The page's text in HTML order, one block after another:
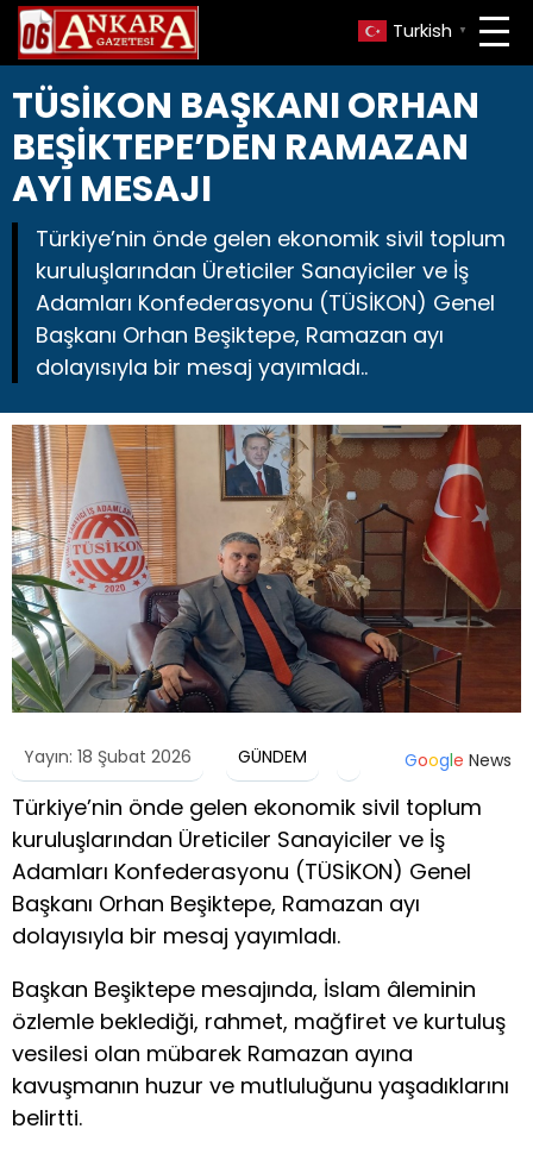
Turkish ▼
TÜSİKON BAŞKANI ORHAN
BEŞİKTEPE’DEN RAMAZAN
AYI MESAJI
Türkiye’nin önde gelen ekonomik sivil toplum
kuruluşlarından Üreticiler Sanayiciler ve İş
Adamları Konfederasyonu (TÜSİKON) Genel
Başkanı Orhan Beşiktepe, Ramazan ayı
dolayısıyla bir mesaj yayımladı..
Yayın: 18 Şubat 2026 GÜNDEM Google News
Türkiye’nin önde gelen ekonomik sivil toplum
kuruluşlarından Üreticiler Sanayiciler ve İş
Adamları Konfederasyonu (TÜSİKON) Genel
Başkanı Orhan Beşiktepe, Ramazan ayı
dolayısıyla bir mesaj yayımladı.
Başkan Beşiktepe mesajında, İslam âleminin
özlemle beklediği, rahmet, mağfiret ve kurtuluş
vesilesi olan mübarek Ramazan ayına
kavuşmanın huzur ve mutluluğunu yaşadıklarını
belirtti.